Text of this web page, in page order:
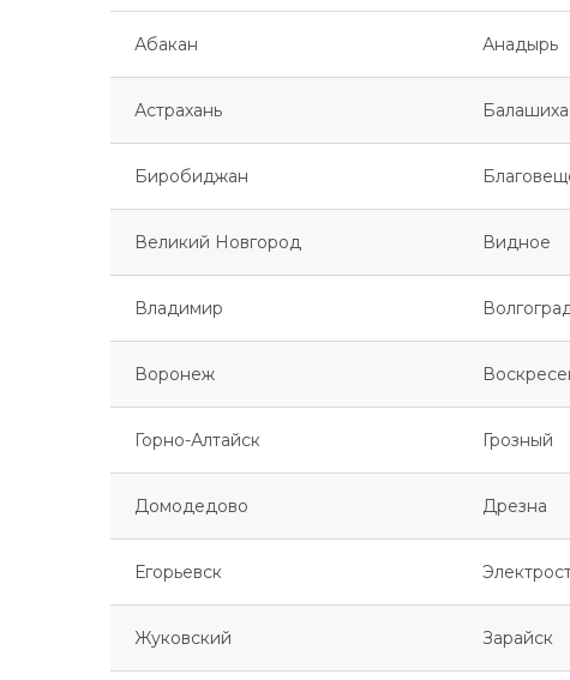
Абакан Анадырь
Астрахань Балашиха
Биробиджан
Великий Новгород Видное
Владимир
Воронеж
Горно-Алтайск Грозный
Домодедово Дрезна
Егорьевск
Жуковский Зарайск